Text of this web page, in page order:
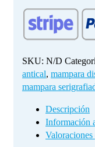
Modelo
130
SKU: N/D
antical, mampara
mampara
Descripción
Información
Valoraciones